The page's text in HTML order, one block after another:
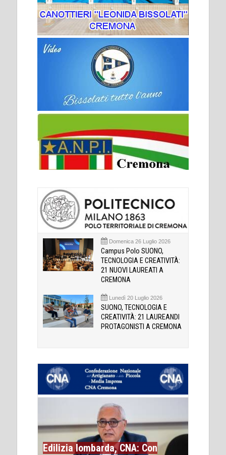
Domenica 26 Luglio 2026
Campus Polo SUONO,
TECNOLOGIA E CREATIVITÀ:
21 NUOVI LAUREATI A
CREMONA
Lunedì 20 Luglio 2026
SUONO, TECNOLOGIA E
CREATIVITÀ: 21 LAUREANDI
PROTAGONISTI A CREMONA
Edilizia lombarda, CNA: Con